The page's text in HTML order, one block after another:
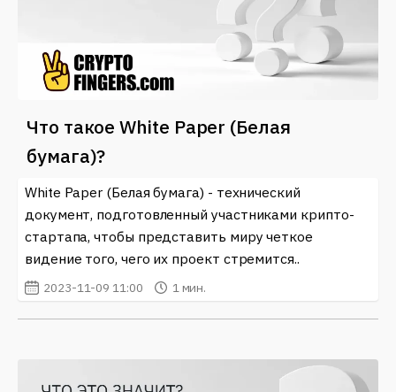
Что такое White Paper (Белая
бумага)?
White Paper (Белая бумага) - технический
документ, подготовленный участниками крипто-
стартапа, чтобы представить миру четкое
видение того, чего их проект стремится..
2023-11-09 11:00 1 мин.